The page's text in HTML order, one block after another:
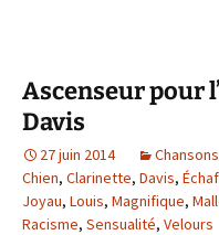
Ascenseur pour
Davis
27 juin 2014 Chansons
Chien, Clarinette, Davis,
Joyau, Louis, Magnifique,
Racisme, Sensualité, Velours